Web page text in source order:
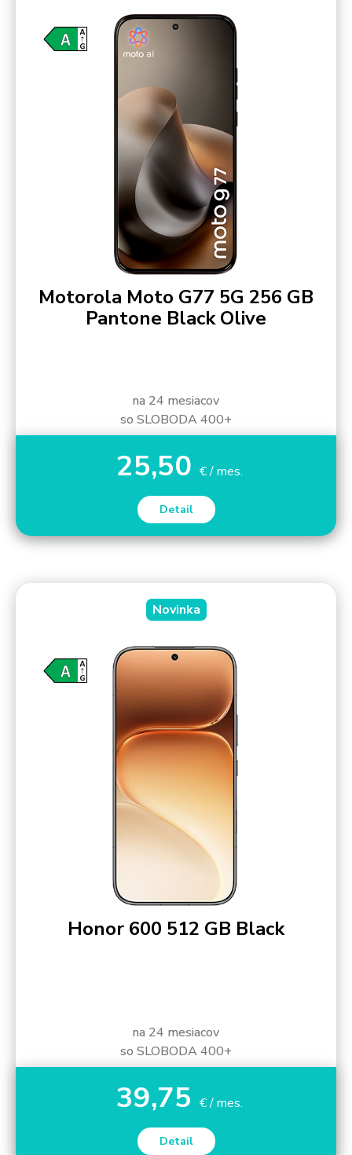
Motorola Moto G77 5G 256 GB
Pantone Black Olive
na 24 mesiacov
so SLOBODA 400+
25,50 € / mes.
Detail
Novinka
Honor 600 512 GB Black
na 24 mesiacov
so SLOBODA 400+
39,75 € / mes.
Detail